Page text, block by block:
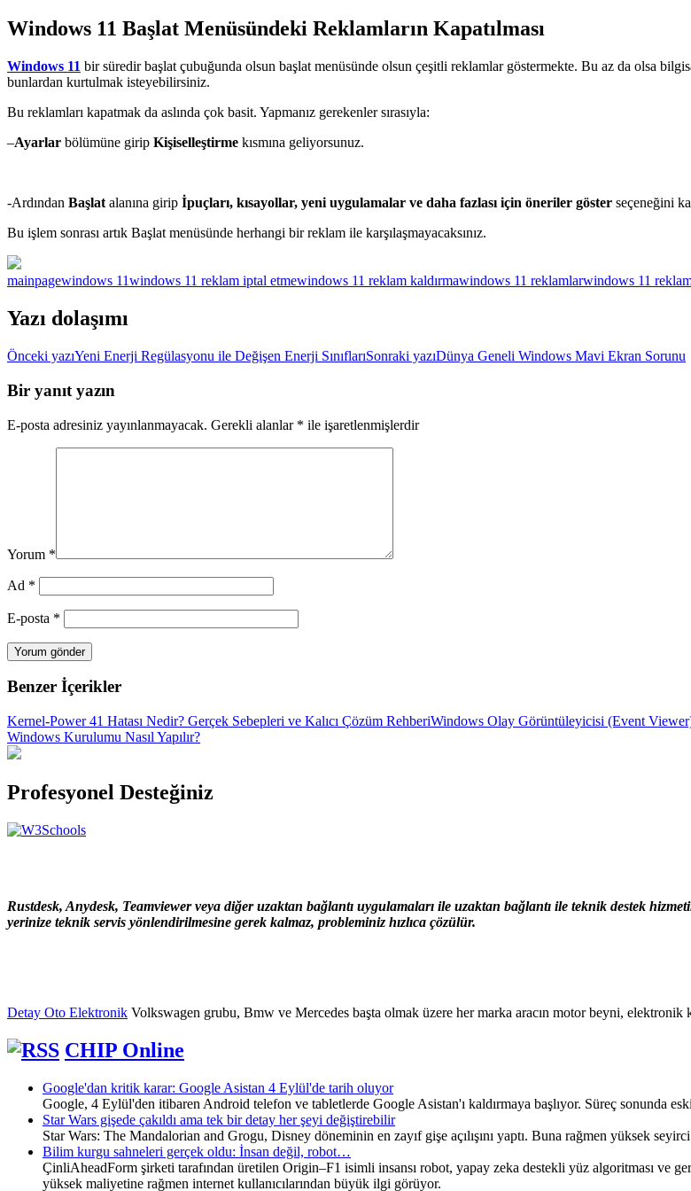
Windows 11 Başlat Menüsündeki Reklamların Kapatılması
Windows 11 bir süredir başlat çubuğunda olsun başlat menüsünde olsun çeşitli reklamlar göstermekte. Bu az da olsa
bunlardan kurtulmak isteyebilirsiniz.
Bu reklamları kapatmak da aslında çok basit. Yapmanız gerekenler sırasıyla:
–Ayarlar bölümüne girip Kişiselleştirme kısmına geliyorsunuz.
-Ardından Başlat alanına girip İpuçları, kısayollar, yeni uygulamalar ve daha fazlası için öneriler göster seçeneğini
Bu işlem sonrası artık Başlat menüsünde herhangi bir reklam ile karşılaşmayacaksınız.
mainpagewindows 11windows 11 reklam iptal etmewindows 11 reklam kaldırmawindows 11 reklamlarwindows 11
Yazı dolaşımı
Önceki yazıYeni Enerji Regülasyonu ile Değişen Enerji SınıflarıSonraki yazıDünya Geneli Windows Mavi Ekran Sorunu
Bir yanıt yazın
E-posta adresiniz yayınlanmayacak. Gerekli alanlar * ile işaretlenmişlerdir
Yorum *
Ad *
E-posta *
Benzer İçerikler
Kernel-Power 41 Hatası Nedir? Gerçek Sebepleri ve Kalıcı Çözüm RehberiWindows Olay Görüntüleyicisi (Event
Windows Kurulumu Nasıl Yapılır?
Profesyonel Desteğiniz
Rustdesk, Anydesk, Teamviewer veya diğer uzaktan bağlantı uygulamaları ile uzaktan bağlantı ile teknik destek
yerinize teknik servis yönlendirilmesine gerek kalmaz, probleminiz hızlıca çözülür.
Detay Oto Elektronik Volkswagen grubu, Bmw ve Mercedes başta olmak üzere her marka aracın motor beyni,
CHIP Online
Google'dan kritik karar: Google Asistan 4 Eylül'de tarih oluyor
Google, 4 Eylül'den itibaren Android telefon ve tabletlerde Google Asistan'ı kaldırmaya başlıyor. Süreç sonunda
Star Wars gişede çakıldı ama tek bir detay her şeyi değiştirebilir
Star Wars: The Mandalorian and Grogu, Disney döneminin en zayıf gişe açılışını yaptı. Buna rağmen yüksek
Bilim kurgu sahneleri gerçek oldu: İnsan değil, robot…
ÇinliAheadForm şirketi tarafından üretilen Origin–F1 isimli insansı robot, yapay zeka destekli yüz algoritması ve
yüksek maliyetine rağmen internet kullanıcılarından büyük ilgi görüyor.